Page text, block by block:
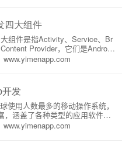
四大组件
www.yimenapp.com
组件是指Activity、Service、Br
Provider，它们是Android
分。在本文中，我将详细介绍
功能。一、ActivityAc
开发
www.yimenapp.com
使用人数最多的移动操作系统，
，涵盖了各种类型的应用软件。
为重要的一种应用就是聊天软
基本功能是用户之间的消息发送